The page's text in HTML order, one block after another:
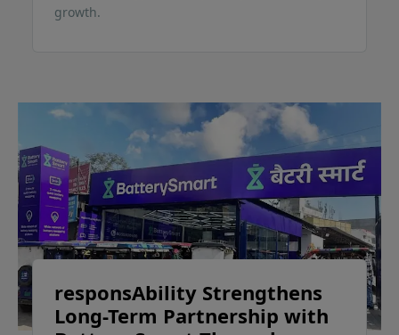
growth.
responsAbility Strengthens
Long-Term Partnership with